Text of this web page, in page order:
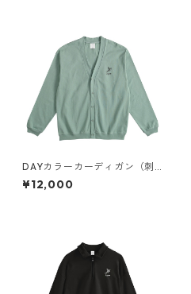
DAYカラーカーディガン（刺
繍）
¥12,000